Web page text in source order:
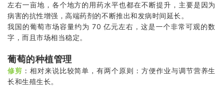
左右一亩地，各个地方的用药水平也都在不断提升，主要是因为
病害的抗性增强，高端药剂的不断推出和发病时间延长。
我国的葡萄市场容量约为 70 亿元左右，这是一个非常可观的数
字，而且市场相当稳定。
葡萄的种植管理
修剪 ：相对来说比较简单，有两个原则：方便作业与调节营养生
长和生殖生长。